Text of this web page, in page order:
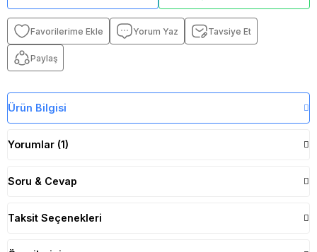
Yorum Yaz Tavsiye Et
Paylaş
Ürün Bilgisi
Yorumlar (1)
Soru & Cevap
Taksit Seçenekleri